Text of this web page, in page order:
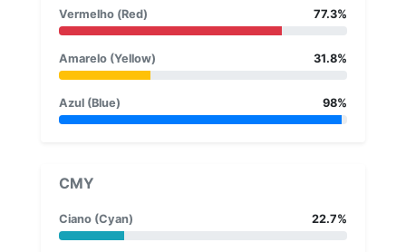
Vermelho (Red) 77.3%
Amarelo (Yellow) 31.8%
Azul (Blue) 98%
CMY
Ciano (Cyan) 22.7%